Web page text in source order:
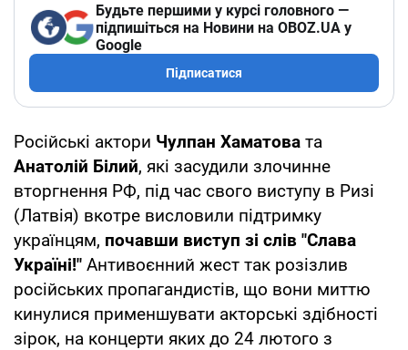
Будьте першими у курсі головного —
підпишіться на Новини на OBOZ.UA у
Google
Підписатися
Російські актори Чулпан Хаматова та
Анатолій Білий, які засудили злочинне
вторгнення РФ, під час свого виступу в Ризі
(Латвія) вкотре висловили підтримку
українцям, почавши виступ зі слів "Слава
Україні!" Антивоєнний жест так розізлив
російських пропагандистів, що вони миттю
кинулися применшувати акторські здібності
зірок, на концерти яких до 24 лютого з